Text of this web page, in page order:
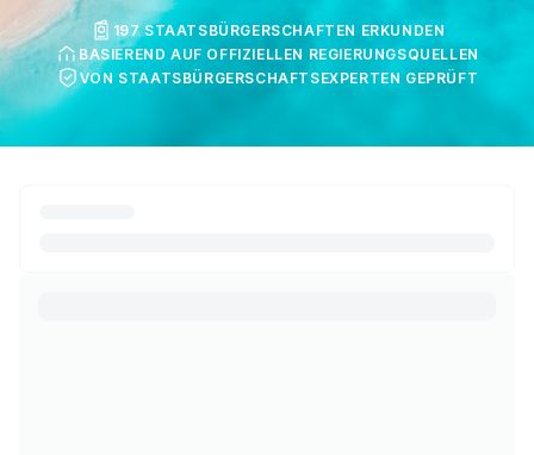
197 STAATSBÜRGERSCHAFTEN ERKUNDEN
BASIEREND AUF OFFIZIELLEN REGIERUNGSQUELLEN
VON STAATSBÜRGERSCHAFTSEXPERTEN GEPRÜFT